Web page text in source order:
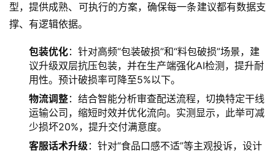
型，提供成熟、可执行的方案，确保每一条建议都有数据支
撑、有逻辑依据。
包装优化：针对高频“包装破损”和“料包破损”场景，建
议升级双层抗压包装，并在生产端强化AI检测，提升耐
用性。预计破损率可降至5%以下。
物流调整：结合智能分析审查配送流程，切换特定干线
运输公司，缩短时效并优化流向。实测显示，此举可减
少损坏20%，提升交付满意度。
客服话术升级 ：针对“食品口感不适”等主观投诉，设计